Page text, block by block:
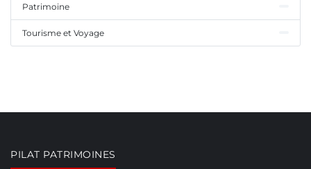
Patrimoine
Tourisme et Voyage
PILAT PATRIMOINES